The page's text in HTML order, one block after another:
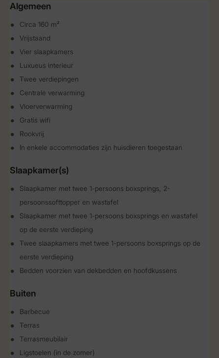
Algemeen
Circa 160 m²
Vrijstaand
Vier slaapkamers
Luxueus interieur
Twee verdiepingen
Centrale verwarming
Vloerverwarming
Gratis wifi
Rookvrij
In enkele accommodaties zijn huisdieren toegestaan
Slaapkamer(s)
Slaapkamer met twee 1-persoons boxsprings, 2-
persoonssofttopper en wastafel
Slaapkamer met twee 1-persoons boxsprings en wastafel
op de eerste verdieping
Twee slaapkamers met twee 1-persoons boxsprings op de
eerste verdieping
Bedden voorzien van dekbedden en hoofdkussens
Buiten
Barbecue
Terras
Terrasmeubilair
Ligstoelen (in de zomer)